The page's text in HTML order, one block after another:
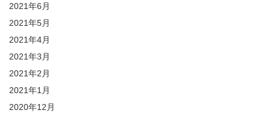
2021年6月
2021年5月
2021年4月
2021年3月
2021年2月
2021年1月
2020年12月